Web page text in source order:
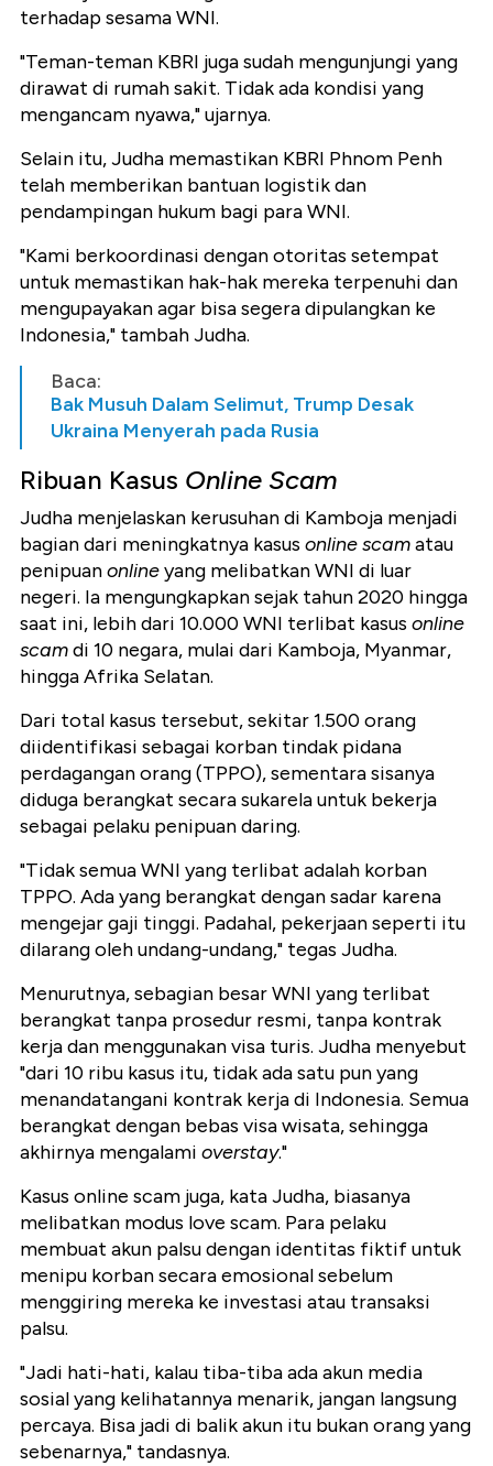
terhadap sesama WNI.
"Teman-teman KBRI juga sudah mengunjungi yang
dirawat di rumah sakit. Tidak ada kondisi yang
mengancam nyawa," ujarnya.
Selain itu, Judha memastikan KBRI Phnom Penh
telah memberikan bantuan logistik dan
pendampingan hukum bagi para WNI.
"Kami berkoordinasi dengan otoritas setempat
untuk memastikan hak-hak mereka terpenuhi dan
mengupayakan agar bisa segera dipulangkan ke
Indonesia," tambah Judha.
Baca:
Bak Musuh Dalam Selimut, Trump Desak
Ukraina Menyerah pada Rusia
Ribuan Kasus Online Scam
Judha menjelaskan kerusuhan di Kamboja menjadi
bagian dari meningkatnya kasus online scamatau
penipuanonlineyang melibatkan WNI di luar
negeri. Ia mengungkapkan sejak tahun 2020 hingga
saat ini, lebih dari 10.000 WNI terlibat kasus online
scamdi 10 negara, mulai dari Kamboja, Myanmar,
hingga Afrika Selatan.
Dari total kasus tersebut, sekitar 1.500 orang
diidentifikasi sebagai korban tindak pidana
perdagangan orang (TPPO), sementara sisanya
diduga berangkat secara sukarela untuk bekerja
sebagai pelaku penipuan daring.
"Tidak semua WNI yang terlibat adalah korban
TPPO. Ada yang berangkat dengan sadar karena
mengejar gaji tinggi. Padahal, pekerjaan seperti itu
dilarang oleh undang-undang," tegas Judha.
Menurutnya, sebagian besar WNI yang terlibat
berangkat tanpa prosedur resmi, tanpa kontrak
kerja dan menggunakan visa turis. Judha menyebut
"dari 10 ribu kasus itu, tidak ada satu pun yang
menandatangani kontrak kerja di Indonesia. Semua
berangkat dengan bebas visa wisata, sehingga
akhirnya mengalami overstay."
Kasus online scam juga, kata Judha, biasanya
melibatkan modus love scam. Para pelaku
membuat akun palsu dengan identitas fiktif untuk
menipu korban secara emosional sebelum
menggiring mereka ke investasi atau transaksi
palsu.
"Jadi hati-hati, kalau tiba-tiba ada akun media
sosial yang kelihatannya menarik, jangan langsung
percaya. Bisa jadi di balik akun itu bukan orang yang
sebenarnya," tandasnya.